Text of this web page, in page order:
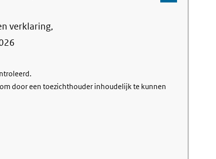
Ga
verklaring,
door een toezichthouder inhoudelijk te kunnen